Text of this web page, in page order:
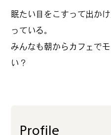
眠たい目をこすって出か
っている。
みんなも朝からカフェで
い？
Profile